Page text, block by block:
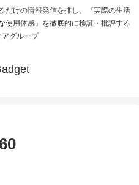
だけの情報発信を排し、『実際の生活
使用体感』を徹底的に検証・批評する
グループ